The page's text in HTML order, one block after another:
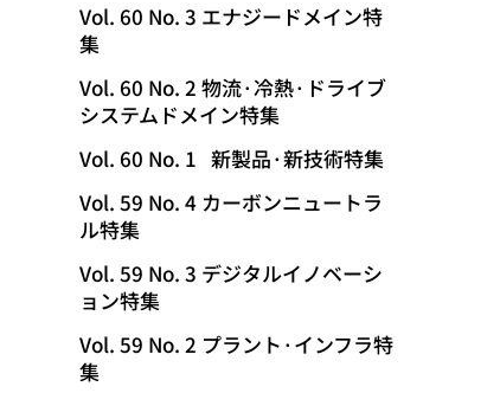
Vol. 60 No. 3 エナジードメイン特
集
Vol. 60 No. 2 物流·冷熱·ドライブ
システムドメイン特集
Vol. 60 No. 1 新製品·新技術特集
Vol. 59 No. 4 カーボンニュートラ
ル特集
Vol. 59 No. 3 デジタルイノベーシ
ョン特集
Vol. 59 No. 2 プラント·インフラ特
集